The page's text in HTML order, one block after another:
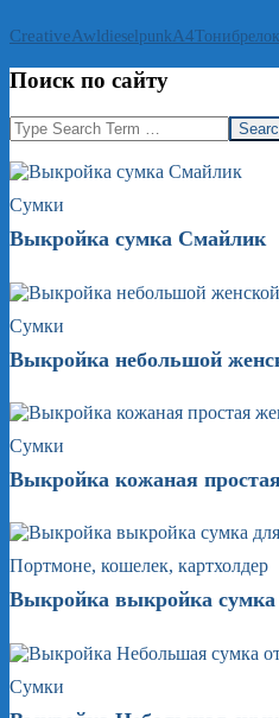
CreativeAwldieselpunk А4Тонибрелок
Поиск по сайту
Search
Сумки
Выкройка сумка Смайлик
Сумки
Выкройка небольшой
Сумки
Выкройка кожаная
Портмоне, кошелек, картхолдер
Выкройка выкройка сумка
Сумки